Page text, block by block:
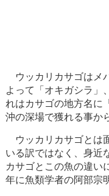
ウッカリカサゴはメ
よって「オキガシラ」
れはカサゴの地方名に
沖の深場で獲れる事か
ウッカリカサゴとは
いる訳ではなく、身近
カサゴとこの魚の違い
年に魚類学者の阿部宗